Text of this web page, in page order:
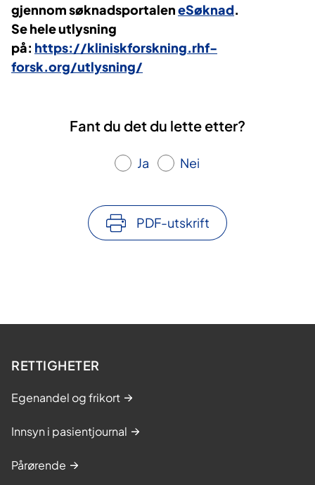
gjennom søknadsportaleneSøknad.
Se hele utlysning
på: https://kliniskforskning.rhf-
forsk.org/utlysning/
Fant du det du lette etter?
Ja Nei
PDF-utskrift
RETTIGHETER
Egenandel og frikort
Innsyn i pasientjournal
Pårørende